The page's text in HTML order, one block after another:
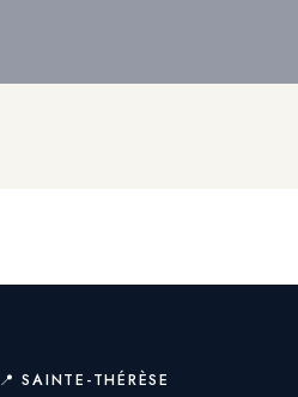
📍 SAINTE-THÉRÈSE